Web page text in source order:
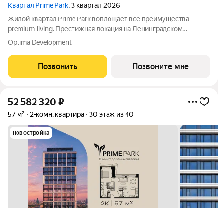
Квартал Prime Park, 3 квартал 2026
Жилой квартал Prime Park воплощает все преимущества
premium-living. Престижная локация на Ленинградском
проспекте, 37: - 5 мин. от Тверской улицы, Патриарших прудов
и Белой площади, - 20 мин. до аэропорта «Шереметьево» или
«Москва-Сити», - 4 парка
Optima Development
Позвонить Позвоните мне
52 582 320 ₽
57 м² 2-комн. квартира 30 этаж из 40
новостройка